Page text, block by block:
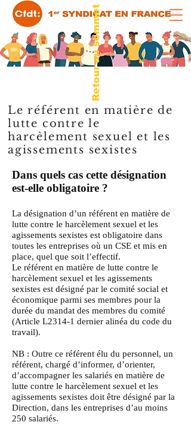
Retour au sommet
Le référent en matière de
lutte contre le
harcèlement sexuel et les
agissements sexistes
Dans quels cas cette désignation
est-elle obligatoire ?
La désignation d’un référent en matière de
lutte contre le harcèlement sexuel et les
agissements sexistes est obligatoire dans
toutes les entreprises où un CSE et mis en
place, quel que soit l’effectif.
Le référent en matière de lutte contre le
harcèlement sexuel et les agissements
sexistes est désigné par le comité social et
économique parmi ses membres pour la
durée du mandat des membres du comité
(Article L2314-1 dernier alinéa du code du
travail).
NB : Outre ce référent élu du personnel, un
référent, chargé d’informer, d’orienter,
d’accompagner les salariés en matière de
lutte contre le harcèlement sexuel et les
agissements sexistes doit être désigné par la
Direction, dans les entreprises d’au moins
250 salariés.